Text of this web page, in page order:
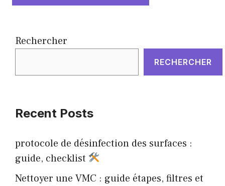
Rechercher
RECHERCHER
Recent Posts
protocole de désinfection des surfaces :
guide, checklist
Nettoyer une VMC : guide étapes, filtres et